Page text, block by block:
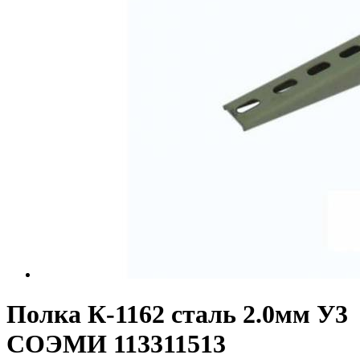
Полка К-1162 сталь 2.0мм У3
СОЭМИ 113311513